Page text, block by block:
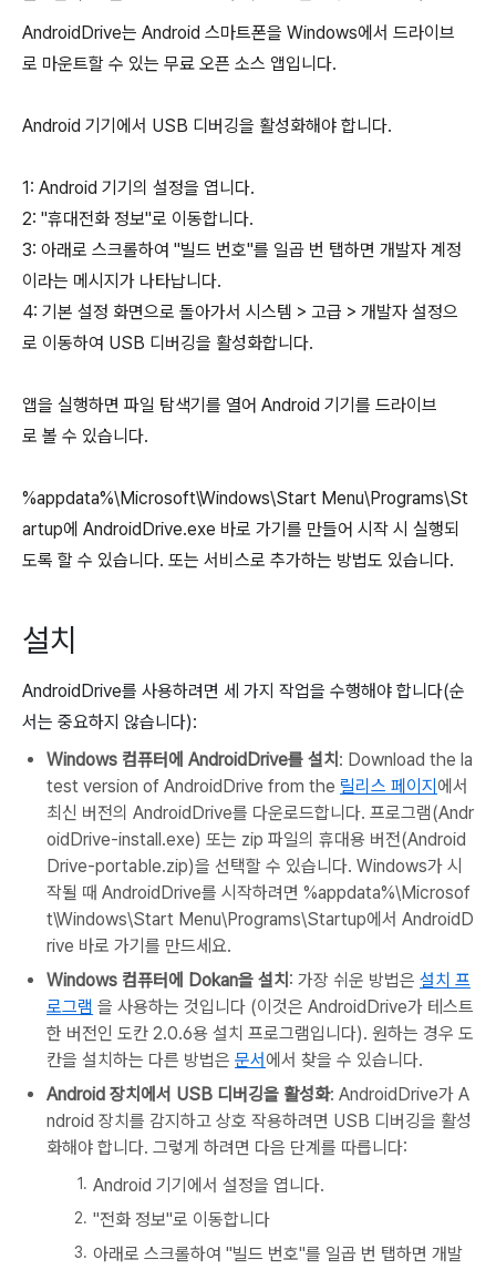
AndroidDrive는 Android 스마트폰을 Windows에서 드라이브
로 마운트할 수 있는 무료 오픈 소스 앱입니다.
Android 기기에서 USB 디버깅을 활성화해야 합니다.
1: Android 기기의 설정을 엽니다.
2: "휴대전화 정보"로 이동합니다.
3: 아래로 스크롤하여 "빌드 번호"를 일곱 번 탭하면 개발자 계정
이라는 메시지가 나타납니다.
4: 기본 설정 화면으로 돌아가서 시스템 > 고급 > 개발자 설정으
로 이동하여 USB 디버깅을 활성화합니다.
앱을 실행하면 파일 탐색기를 열어 Android 기기를 드라이브
로 볼 수 있습니다.
%appdata%\Microsoft\Windows\Start Menu\Programs\St
artup에 AndroidDrive.exe 바로 가기를 만들어 시작 시 실행되
도록 할 수 있습니다. 또는 서비스로 추가하는 방법도 있습니다.
설치
AndroidDrive를 사용하려면 세 가지 작업을 수행해야 합니다(순
서는 중요하지 않습니다):
Windows 컴퓨터에 AndroidDrive를 설치 : Download the la
test version of AndroidDrive from the 릴리스 페이지에서
최신 버전의 AndroidDrive를 다운로드합니다. 프로그램(Andr
oidDrive-install.exe) 또는 zip 파일의 휴대용 버전(Android
Drive-portable.zip)을 선택할 수 있습니다. Windows가 시
작될 때 AndroidDrive를 시작하려면 %appdata%\Microsof
t\Windows\Start Menu\Programs\Startup에서 AndroidD
rive 바로 가기를 만드세요.
Windows 컴퓨터에
Dokan을 설치 : 가장 쉬운 방법은 설치 프
로그램 을 사용하는 것입니다 (이것은 AndroidDrive가 테스트
한 버전인 도칸 2.0.6용 설치 프로그램입니다). 원하는 경우 도
칸을 설치하는 다른 방법은 문서에서 찾을 수 있습니다.
Android 장치에서 USB 디버깅을 활성화: AndroidDrive가 A
ndroid 장치를 감지하고 상호 작용하려면 USB 디버깅을 활성
화해야 합니다. 그렇게 하려면 다음 단계를 따릅니다:
Android 기기에서 설정을 엽니다.
"전화 정보"로 이동합니다
아래로 스크롤하여 "빌드 번호"를 일곱 번 탭하면 개발